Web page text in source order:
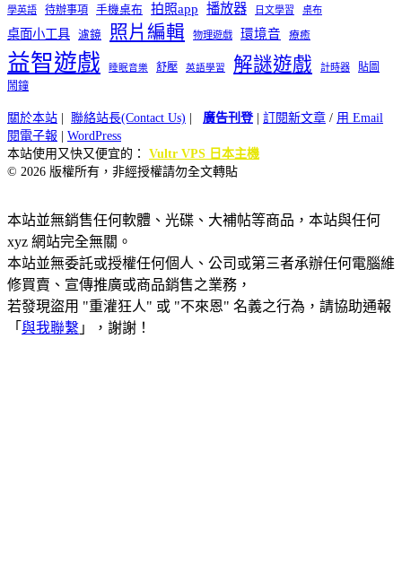
學英語 待辦事項 手機桌布 拍照app 播放器 日文學習 桌布
桌面小工具 濾鏡 照片編輯 物理遊戲 環境音 療癒
益智遊戲 睡眠音樂 舒壓 英語學習 解謎遊戲 計時器
貼圖
鬧鐘
關於本站 聯絡站長(Contact Us) 廣告刊登| 訂閱新文章 / 用 Email
閱電子報
WordPress
本站使用又快又便宜的： Vultr VPS 日本主機
© 2026 版權所有，非經授權請勿全文轉貼
本站並無銷售任何軟體、光碟、大補帖等商品，本站與任何
xyz 網站完全無關。
本站並無委託或授權任何個人、公司或第三者承辦任何電腦維
修買賣、宣傳推廣或商品銷售之業務，
若發現盜用 "重灌狂人" 或 "不來恩" 名義之行為，請協助通報
「 與我聯繫 」，謝謝！